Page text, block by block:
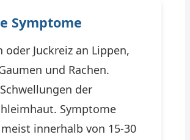
Symptome
oder Juckreiz an Lippen,
und Rachen.
der
Symptome
innerhalb von 15-30